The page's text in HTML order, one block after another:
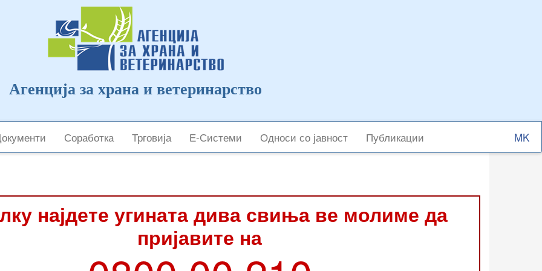
Агенција за храна и ветеринарство
Соработка Трговија Е-Системи Односи со јавност Публикации
Select
your
најдете угината дива свиња ве молиме да
пријавите на